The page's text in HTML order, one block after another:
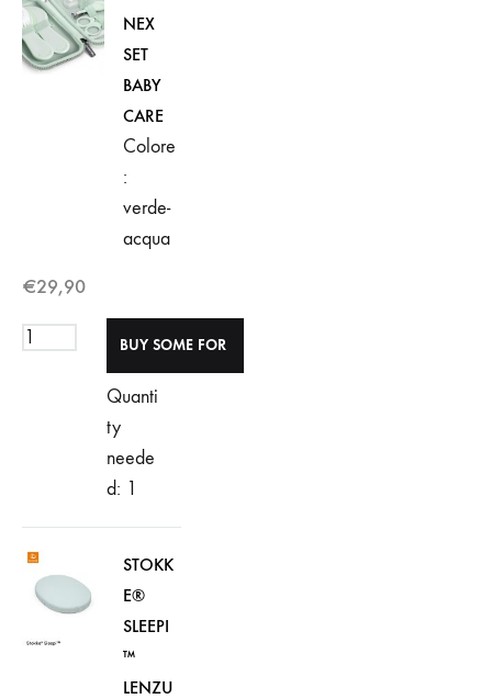
NEX
SET
BABY
CARE
Colore
:
verde-
acqua
€29,90
Quanti
ty
neede
d: 1
STOKK
E®
SLEEPI
™
LENZU